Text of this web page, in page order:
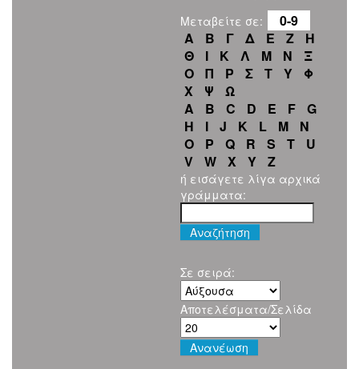
Μεταβείτε σε:
0-9
Α
Β Γ Δ Ε Ζ
Η
Θ
Ι Κ Λ Μ Ν
Ξ
Ο
Π Ρ Σ Τ Υ
Φ
Χ
Ψ
Ω
A
B C D E F
G
H
I J K L M
N
O
P Q R S T
U
V
W X Y Z
ή εισάγετε λίγα αρχικά
γράμματα:
Σε σειρά:
Αποτελέσματα/Σελίδα